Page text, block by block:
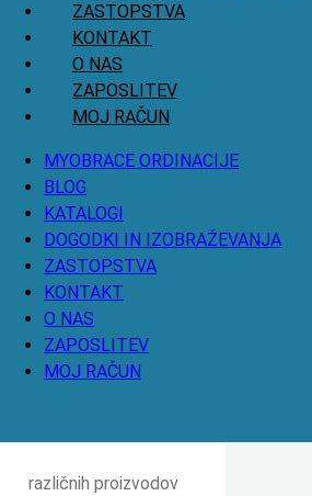
ZASTOPSTVA
KONTAKT
O NAS
ZAPOSLITEV
MOJ RAČUN
MYOBRACE ORDINACIJE
BLOG
KATALOGI
DOGODKI IN IZOBRAŽEVANJA
ZASTOPSTVA
KONTAKT
O NAS
ZAPOSLITEV
MOJ RAČUN
različnih proizvodov